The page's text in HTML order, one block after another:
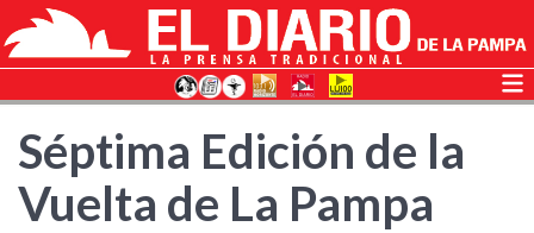
Séptima Edición de la
Vuelta de La Pampa